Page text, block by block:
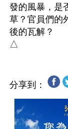
發的風暴，是
草？官員們的
後的瓦解？
分享到：